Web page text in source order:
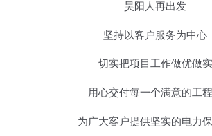
昊阳人再出发
坚持以客户服务为中心
切实把项目工作做优做实
用心交付每一个满意的工程
为广大客户提供坚实的电力保